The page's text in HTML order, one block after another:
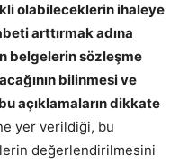
olabileceklerin ihaleye
arttırmak adına
belgelerin sözleşme
bilinmesi ve
açıklamaların dikkate
yer verildiği, bu
değerlendirilmesini